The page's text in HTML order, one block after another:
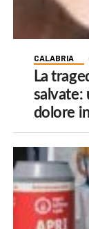
CALABRIA
La
salvate:
dolore